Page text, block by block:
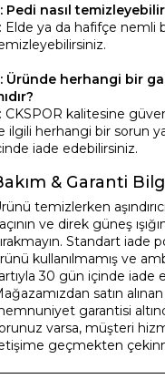
Pedi nasıl
Elde ya da hafifçe nemli
Üründe herhangi bir
CKSPOR kalitesine
ilgili herhangi bir sorun
iade edebilirsiniz.
& Garanti
temizlerken
ve direk güneş
Standart iade
kullanılmamış ve
30 gün içinde iade
satın
garantisi
varsa, müşteri
geçmekten